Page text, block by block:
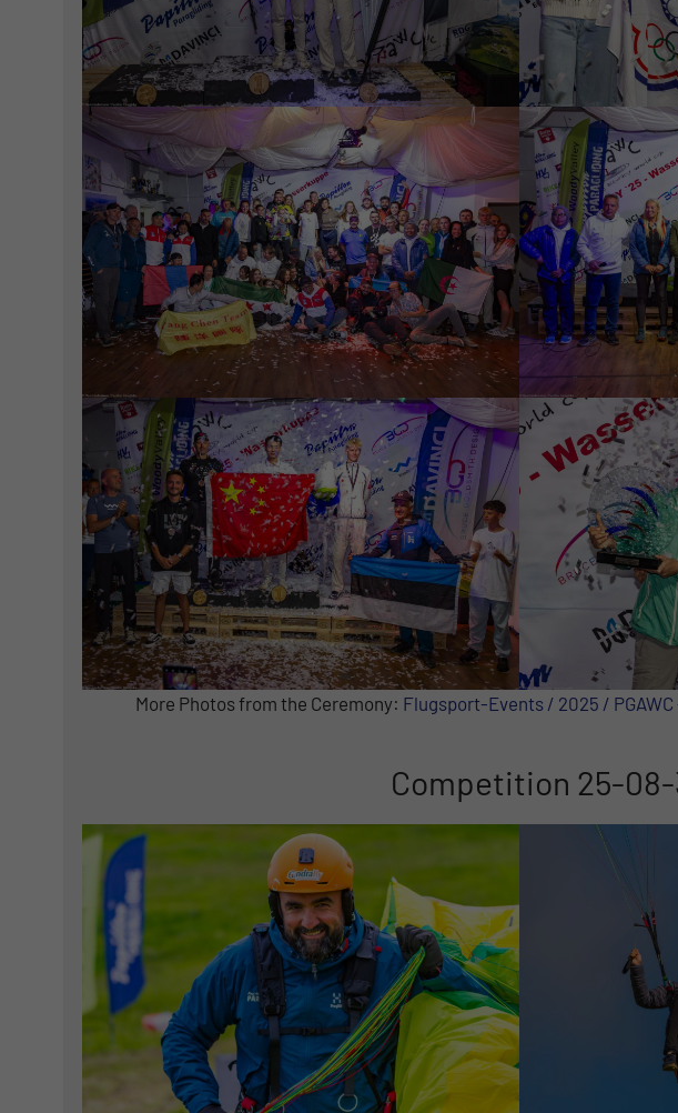
More Photos from the Ceremony: Flugsport-Events / 2025 /
Competition 25-08-